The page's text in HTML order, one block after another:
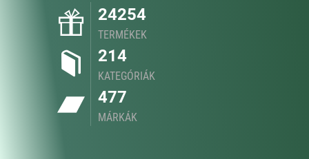
24254
TERMÉKEK
214
KATEGÓRIÁK
477
MÁRKÁK